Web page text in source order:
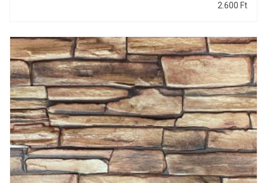
KELLÉKEK
ÖNTAPADÓ
TAPÉTA
RAGASZTÓK
DÍSZÍTŐ
ELEMEK
FALI PANELEK
2.600 Ft